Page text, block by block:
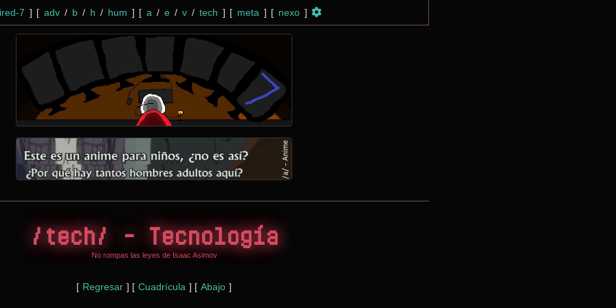
7 ] [ adv / b / h / hum ] [ a / e / v / tech ] [ meta ] [ nexo ]
/tech/ - Tecnología
No rompas las leyes de Isaac Asimov
[ Regresar ] [ Cuadrícula ] [ Abajo ]